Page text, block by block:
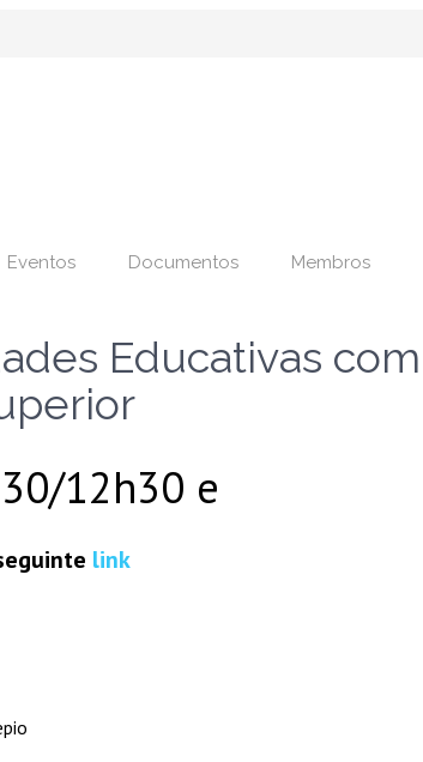
Eventos Documentos Membros
Educativas com
12h30 e
link